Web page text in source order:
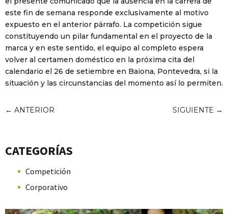
este fin de semana responde exclusivamente al motivo
expuesto en el anterior párrafo. La competición sigue
constituyendo un pilar fundamental en el proyecto de la
marca y en este sentido, el equipo al completo espera
volver al certamen doméstico en la próxima cita del
calendario el 26 de setiembre en Baiona, Pontevedra, si la
situación y las circunstancias del momento así lo permiten.
← ANTERIOR SIGUIENTE →
CATEGORÍAS
Competición
Corporativo